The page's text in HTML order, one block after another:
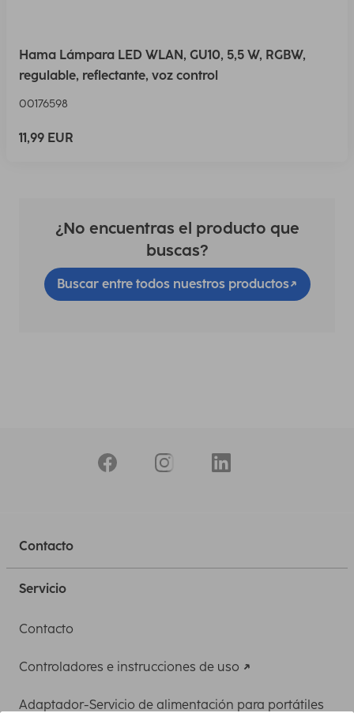
Hama Lámpara LED WLAN, GU10, 5,5 W, RGBW,
regulable, reflectante, voz control
00176598
11,99 EUR
¿No encuentras el producto que
buscas?
Buscar entre todos nuestros productos
Contacto
Servicio
Contacto
Controladores e instrucciones de uso
Adaptador-Servicio de alimentación para portátiles